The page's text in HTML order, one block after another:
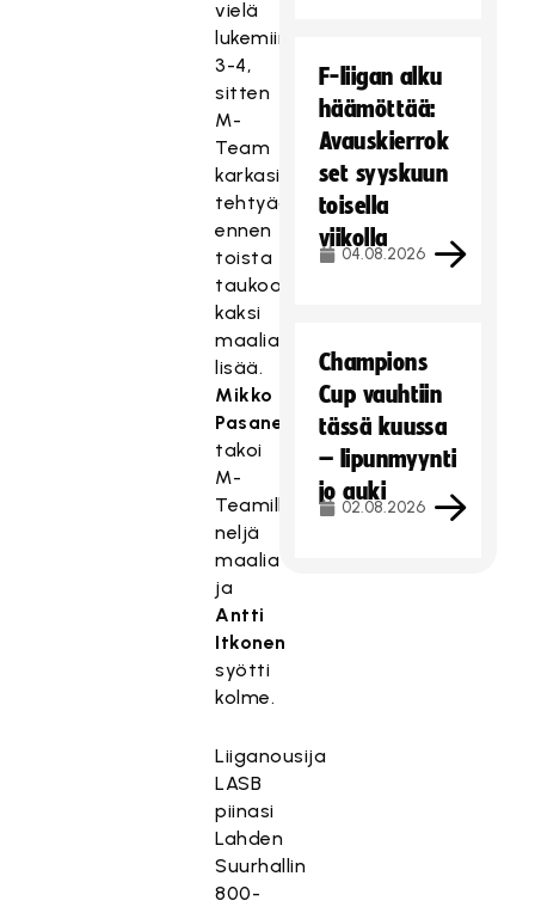
vielä
lukemiin
3-4,
sitten
M-
Team
karkasi
tehtyään
ennen
toista
taukoa
kaksi
maalia
lisää.
Mikko
Pasanen
takoi
M-
Teamille
neljä
maalia
ja
Antti
Itkonen
syötti
kolme.
Liiganousija
LASB
piinasi
Lahden
Suurhallin
800-
F-liigan alku
häämöttää:
Avauskierrok
set syyskuun
toisella
viikolla
04.08.2026
Champions
Cup vauhtiin
tässä kuussa
– lipunmyynti
jo auki
02.08.2026